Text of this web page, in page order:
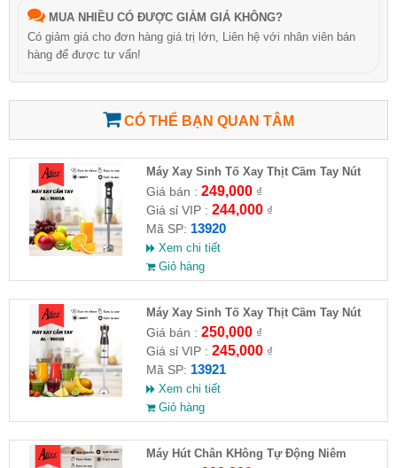
MUA NHIỀU CÓ ĐƯỢC GIẢM GIÁ KHÔNG?
Có giảm giá cho đơn hàng giá trị lớn, Liên hệ với nhân viên bán
hàng để được tư vấn!
CÓ THỂ BẠN QUAN TÂM
Máy Xay Sinh Tố Xay Thịt Cầm Tay Nút
Bấm Tròn 1000W ALIZZ AL-9001A
Giá bán : 249,000₫
Giá sỉ VIP : 244,000₫
Mã SP: 13920
Xem chi tiết
Giỏ hàng
Máy Xay Sinh Tố Xay Thịt Cầm Tay Nút
Bấm Vuông 1000W ALIZZ AL-9001B
Giá bán : 250,000₫
Giá sỉ VIP : 245,000₫
Mã SP: 13921
Xem chi tiết
Giỏ hàng
Máy Hút Chân KHông Tự Động Niêm